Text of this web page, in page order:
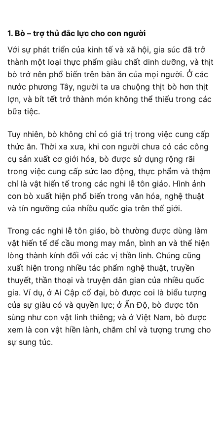
1. Bò – trợ thủ đắc lực cho con người
Với sự phát triển của kinh tế và xã hội, gia súc đã trở
thành một loại thực phẩm giàu chất dinh dưỡng, và thịt
bò trở nên phổ biến trên bàn ăn của mọi người. Ở các
nước phương Tây, người ta ưa chuộng thịt bò hơn thịt
lợn, và bít tết trở thành món không thể thiếu trong các
bữa tiệc.
Tuy nhiên, bò không chỉ có giá trị trong việc cung cấp
thức ăn. Thời xa xưa, khi con người chưa có các công
cụ sản xuất cơ giới hóa, bò được sử dụng rộng rãi
trong việc cung cấp sức lao động, thực phẩm và thậm
chí là vật hiến tế trong các nghi lễ tôn giáo. Hình ảnh
con bò xuất hiện phổ biến trong văn hóa, nghệ thuật
và tín ngưỡng của nhiều quốc gia trên thế giới.
Trong các nghi lễ tôn giáo, bò thường được dùng làm
vật hiến tế để cầu mong may mắn, bình an và thể hiện
lòng thành kính đối với các vị thần linh. Chúng cũng
xuất hiện trong nhiều tác phẩm nghệ thuật, truyền
thuyết, thần thoại và truyện dân gian của nhiều quốc
gia. Ví dụ, ở Ai Cập cổ đại, bò được coi là biểu tượng
của sự giàu có và quyền lực; ở Ấn Độ, bò được tôn
sùng như con vật linh thiêng; và ở Việt Nam, bò được
xem là con vật hiền lành, chăm chỉ và tượng trưng cho
sự sung túc.